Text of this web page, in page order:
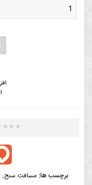
برچسب ها: مسافت سنج,